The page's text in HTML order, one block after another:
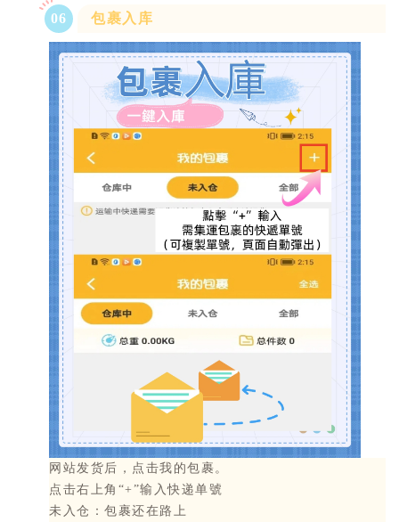
06 包裹入库
网站发货后，点击我的包裹。
点击右上角“+”输入快递单號
未入仓：包裹还在路上